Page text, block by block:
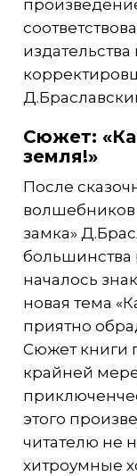
издательства
Сюжет:
земля!»
После
замка»
большинства
началось
новая тема
приятно
Сюжет книги
крайней
этого
читателю не
хитроумные